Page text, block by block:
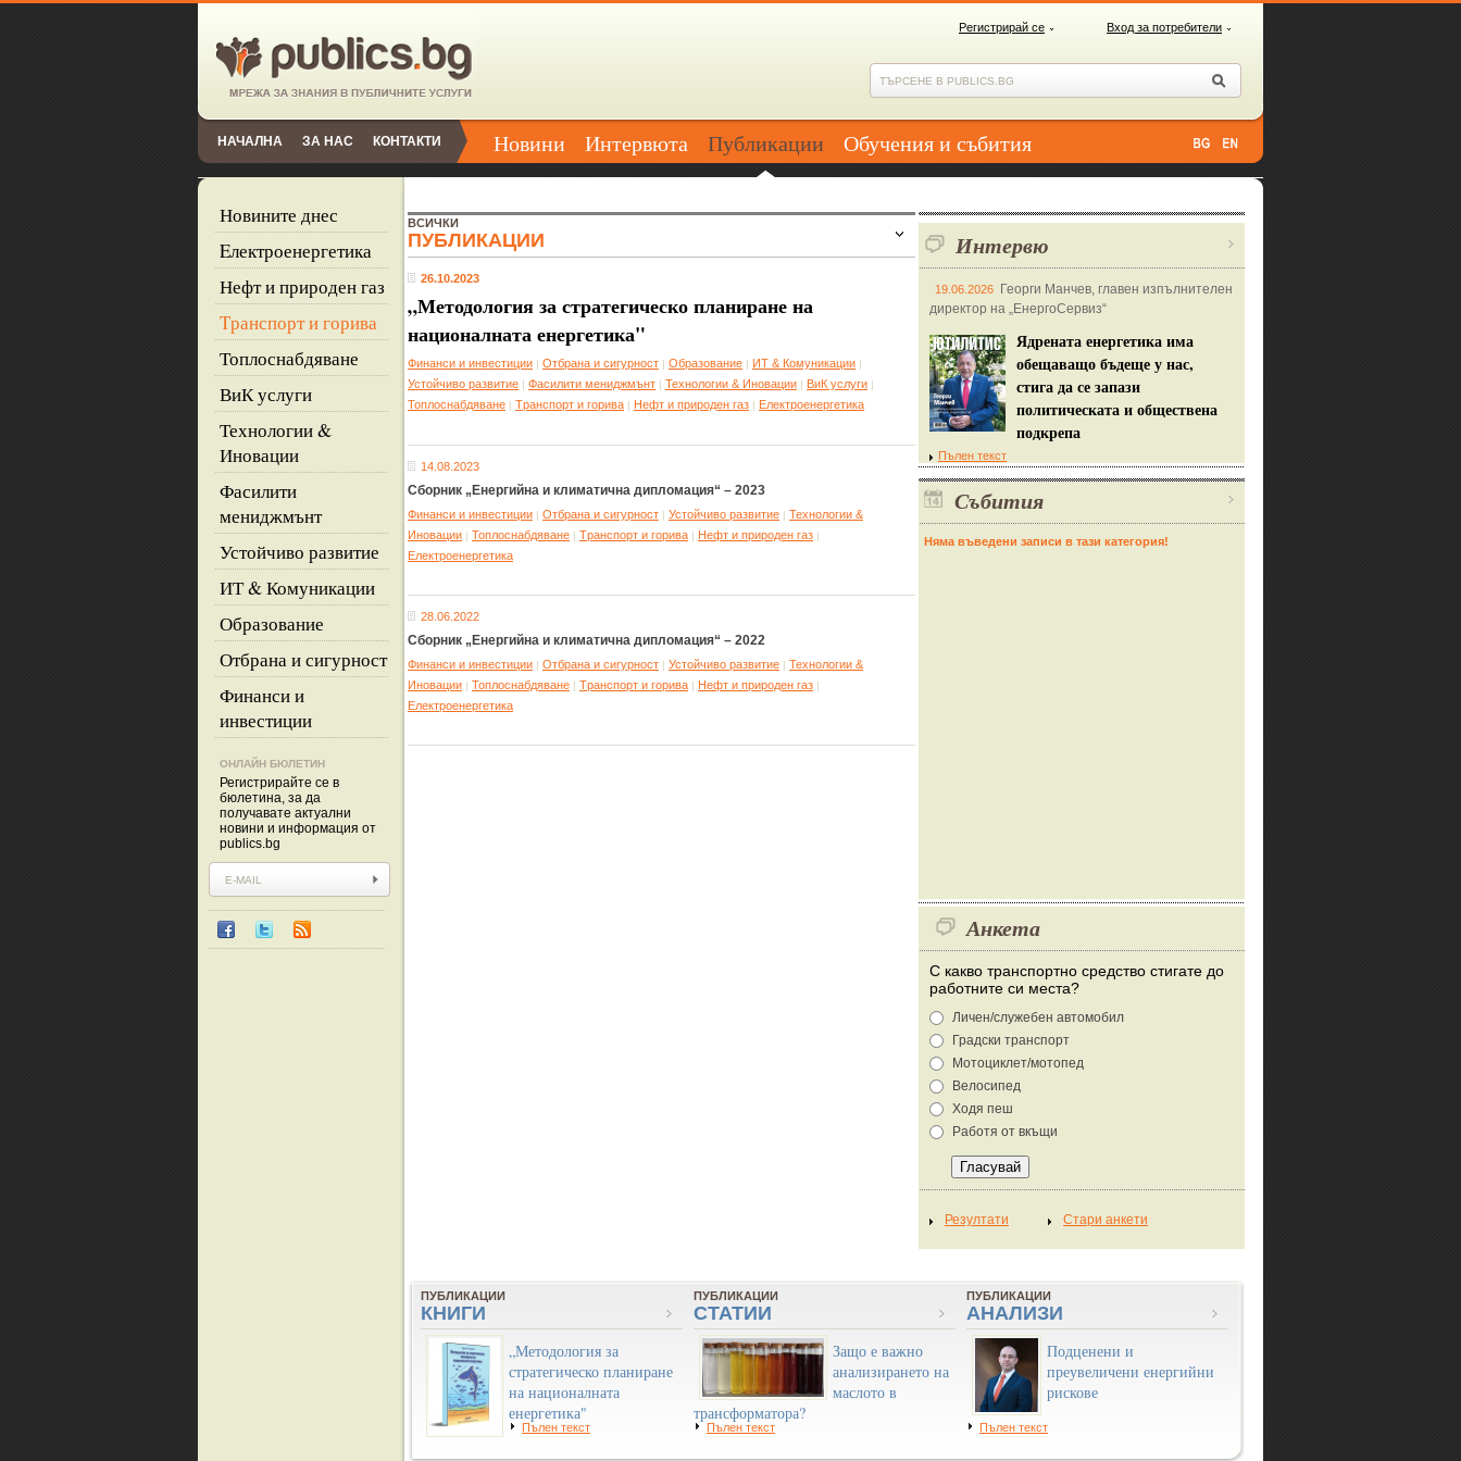
Регистрирай се Вход за потребители
НАЧАЛНА ЗА НАС КОНТАКТИ Новини Интервюта Публикации Обучения и събития
Новините днес
Eлектроенергетика
Нефт и природен газ
Tранспорт и горива
Топлоснабдяване
ВиК услуги
Технологии &
Иновации
Фасилити
мениджмънт
Устойчиво развитие
ИТ & Комуникации
Образование
Отбрана и сигурност
Финанси и
инвестиции
ОНЛАЙН БЮЛЕТИН
Регистрирайте се в
бюлетина, за да
получавате актуални
новини и информация от
publics.bg
ВСИЧКИ
ПУБЛИКАЦИИ
26.10.2023
„Методология за стратегическо планиране на
националната енергетика"
Финанси и инвестиции | Отбрана и сигурност | Образование | ИТ & Комуникации |
Устойчиво развитие | Фасилити мениджмънт | Технологии & Иновации | ВиК услуги |
Топлоснабдяване | Tранспорт и горива | Нефт и природен газ | Eлектроенергетика
14.08.2023
Сборник „Енергийна и климатична дипломация“ – 2023
Финанси и инвестиции | Отбрана и сигурност | Устойчиво развитие | Технологии &
Иновации | Топлоснабдяване | Tранспорт и горива | Нефт и природен газ |
Eлектроенергетика
28.06.2022
Сборник „Енергийна и климатична дипломация“ – 2022
Финанси и инвестиции | Отбрана и сигурност | Устойчиво развитие | Технологии &
Иновации | Топлоснабдяване | Tранспорт и горива | Нефт и природен газ |
Eлектроенергетика
Интервю
19.06.2026 Георги Манчев, главен изпълнителен
директор на „ЕнергоСервиз“
Ядрената енергетика има
обещаващо бъдеще у нас,
стига да се запази
политическата и обществена
подкрепа
Пълен текст
Събития
Няма въведени записи в тази категория!
Анкета
С какво транспортно средство стигате до
работните си места?
Личен/служебен автомобил
Градски транспорт
Мотоциклет/мотопед
Велосипед
Ходя пеш
Работя от вкъщи
ПУБЛИКАЦИИ
КНИГИ
„Методология за
стратегическо планиране
на националната
енергетика"
Пълен текст
ПУБЛИКАЦИИ
СТАТИИ
Защо е важно
анализирането на
маслото в
трансформатора?
Пълен текст
ПУБЛИКАЦИИ
АНАЛИЗИ
Подценени и
преувеличени енергийни
рискове
Пълен текст